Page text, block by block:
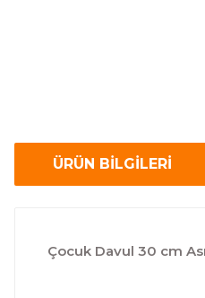
ÜRÜN BİLGİLERİ
Çocuk Davul 30 cm